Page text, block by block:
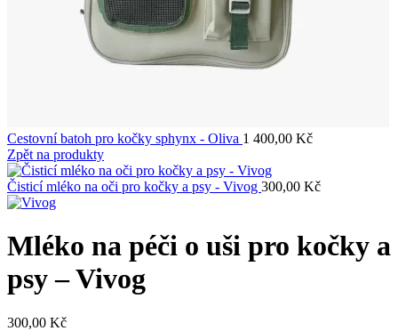
Cestovní batoh pro kočky sphynx - Oliva 1 400,00 Kč
Zpět na produkty
Čisticí mléko na oči pro kočky a psy - Vivog 300,00 Kč
Mléko na péči o uši pro kočky a
psy – Vivog
300,00 Kč